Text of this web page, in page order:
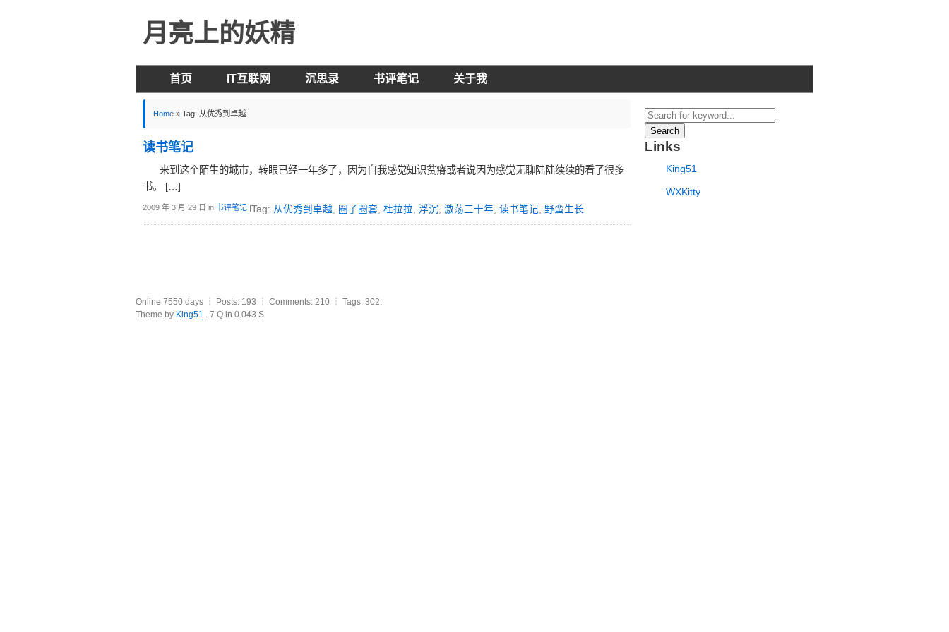
月亮上的妖精
首页 IT互联网 沉思录 书评笔记 关于我
Home »Tag: 从优秀到卓越
读书笔记
来到这个陌生的城市，转眼已经一年多了，因为自我感觉知识贫瘠或者说因为感觉无聊陆陆续续的看了很多
书。 […]
2009 年 3 月 29 日 in 书评笔记 |Tag: 从优秀到卓越 圈子圈套 杜拉拉 浮沉 激荡三十年 读书笔记 野蛮生长
Search
Links
King51
WXKitty
Online 7550 days ┆ Posts: 193 ┆ Comments: 210 ┆ Tags: 302.
Theme by King51 . 7 Q in 0.043 S